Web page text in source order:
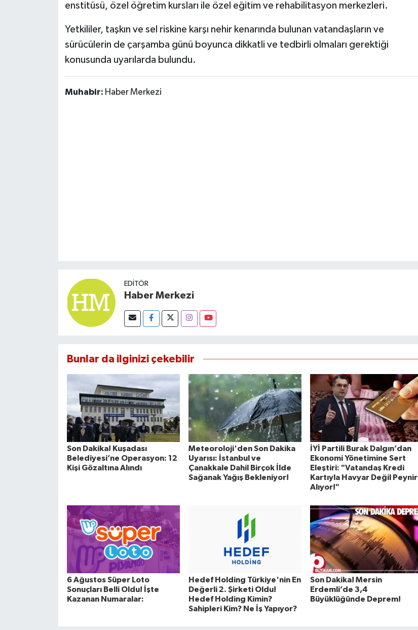
enstitüsü, özel öğretim kursları ile özel eğitim ve rehabilitasyon merkezleri.
Yetkililer, taşkın ve sel riskine karşı nehir kenarında bulunan vatandaşların ve
sürücülerin de çarşamba günü boyunca dikkatli ve tedbirli olmaları gerektiği
konusunda uyarılarda bulundu.
Muhabir: Haber Merkezi
EDITÖR
Haber Merkezi
Bunlar da ilginizi çekebilir
Son Dakika! Kuşadası
Belediyesi’ne Operasyon: 12
Kişi Gözaltına Alındı
Meteoroloji'den Son Dakika
Uyarısı: İstanbul ve
Çanakkale Dahil Birçok İlde
Sağanak Yağış Bekleniyor!
İYİ Partili Burak Dalgın’dan
Ekonomi Yönetimine Sert
Eleştiri: "Vatandaş Kredi
Kartıyla Havyar Değil Peynir
Alıyor!"
6 Ağustos Süper Loto
Sonuçları Belli Oldu! İşte
Kazanan Numaralar:
Hedef Holding Türkiye'nin En
Değerli 2. Şirketi Oldu!
Hedef Holding Kimin?
Sahipleri Kim? Ne İş Yapıyor?
Son Dakika! Mersin
Erdemli’de 3,4
Büyüklüğünde Deprem!